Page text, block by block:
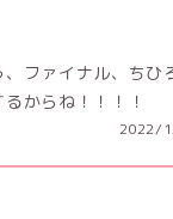
、ファイナル、ちひ
からね！！！！
2022/